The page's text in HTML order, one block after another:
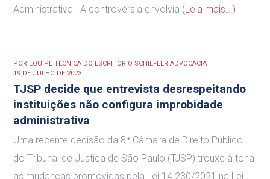
Administrativa. A controvérsia envolvia (Leia mais...)
POR EQUIPE TÉCNICA DO ESCRITÓRIO SCHIEFLER ADVOCACIA
19 DE JULHO DE 2023
TJSP decide que entrevista desrespeitando
instituições não configura improbidade
administrativa
Uma recente decisão da 8ª Câmara de Direito Público
do Tribunal de Justiça de São Paulo (TJSP) trouxe à tona
as mudanças promovidas pela Lei 14.230/2021 na Lei